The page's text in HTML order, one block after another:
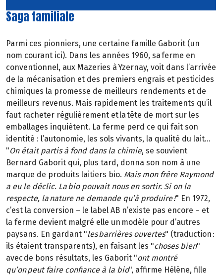
Saga familiale
Parmi ces pionniers, une certaine famille Gaborit (un
nom courant ici). Dans les années 1960, sa ferme en
conventionnel, aux Mazeries à Yzernay, voit dans l’arrivée
de la mécanisation et des premiers engrais et pesticides
chimiques la promesse de meilleurs rendements et de
meilleurs revenus. Mais rapidement les traitements qu’il
faut racheter régulièrement et la tête de mort sur les
emballages inquiètent. La ferme perd ce qui fait son
identité : l’autonomie, les sols vivants, la qualité du lait…
"On était partis à fond dans la chimie, se souvient
Bernard Gaborit qui, plus tard, donna son nom à une
marque de produits laitiers bio. Mais mon frère Raymond
a eu le déclic. La bio pouvait nous en sortir. Si on la
respecte, la nature ne demande qu’à produire !" En 1972,
c’est la conversion – le label AB n’existe pas encore – et
la ferme devient malgré elle un modèle pour d’autres
paysans. En gardant "les barrières ouvertes" (traduction :
ils étaient transparents), en faisant les "choses bien"
avec de bons résultats, les Gaborit "ont montré
qu’on peut faire confiance à la bio", affirme Hélène, fille